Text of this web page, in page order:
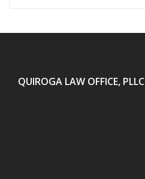
QUIROGA LAW OFFICE, PLLC